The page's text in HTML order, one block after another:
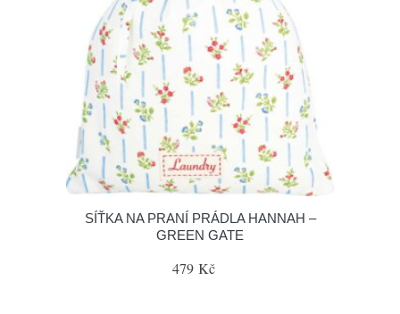
SÍŤKA NA PRANÍ PRÁDLA HANNAH –
GREEN GATE
479 Kč